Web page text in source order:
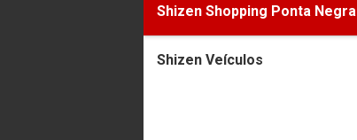
Shizen Shopping Ponta Negra
Shizen Veículos